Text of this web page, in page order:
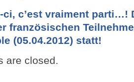
ci, c’est vraiment parti…!
französischen
(05.04.2012) statt!
are closed.